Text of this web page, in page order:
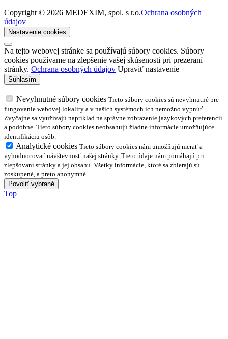
Copyright © 2026 MEDEXIM, spol. s r.o.Ochrana osobných
údajov
Nastavenie cookies
Na tejto webovej stránke sa používajú súbory cookies. Súbory
cookies používame na zlepšenie vašej skúsenosti pri prezeraní
stránky. Ochrana osobných údajov Upraviť nastavenie
Nevyhnutné súbory cookies Tieto súbory cookies sú nevyhnutné pre
fungovanie webovej lokality a v našich systémoch ich nemožno vypnúť.
Zvyčajne sa využívajú napríklad na správne zobrazenie jazykových preferencií
a podobne. Tieto súbory cookies neobsahujú žiadne informácie umožňujúce
identifikáciu osôb.
Analytické cookies Tieto súbory cookies nám umožňujú merať a
vyhodnocovať návštevnosť našej stránky. Tieto údaje nám pomáhajú pri
zlepšovaní stránky a jej obsahu. Všetky informácie, ktoré sa zbierajú sú
zoskupené, a preto anonymné.
Top